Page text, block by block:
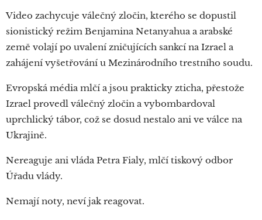
Video zachycuje válečný zločin, kterého se dopustil
sionistický režim Benjamina Netanyahua a arabské
země volají po uvalení zničujících sankcí na Izrael a
zahájení vyšetřování u Mezinárodního trestního soudu.
Evropská média mlčí a jsou prakticky zticha, přestože
Izrael provedl válečný zločin a vybombardoval
uprchlický tábor, což se dosud nestalo ani ve válce na
Ukrajině.
Nereaguje ani vláda Petra Fialy, mlčí tiskový odbor
Úřadu vlády.
Nemají noty, neví jak reagovat.